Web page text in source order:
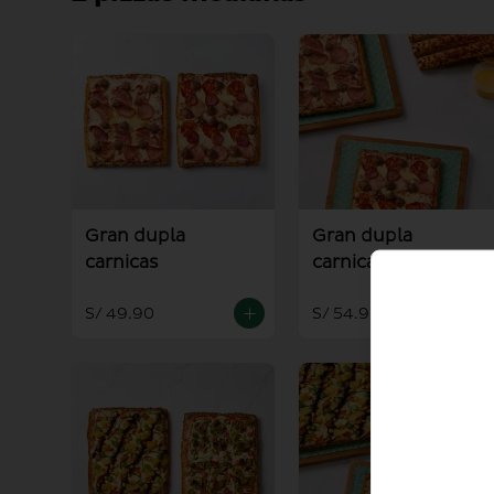
Gran dupla
carnicas
S/ 49.90
Gran dupla
carnicas + palitos +
S/ 54.90